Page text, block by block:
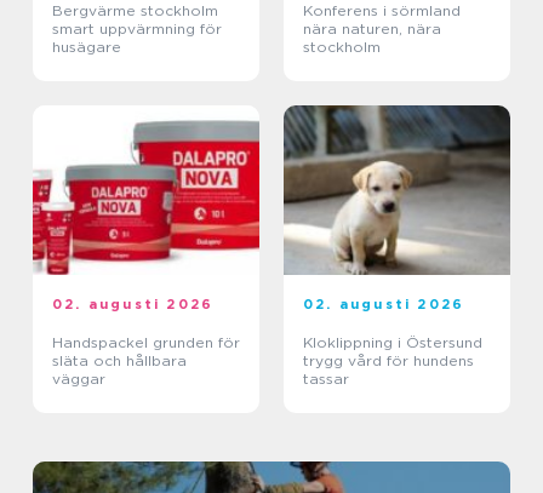
Bergvärme stockholm
smart uppvärmning för
husägare
Konferens i sörmland
nära naturen, nära
stockholm
02. augusti 2026
Handspackel grunden för
släta och hållbara
väggar
02. augusti 2026
Kloklippning i Östersund
trygg vård för hundens
tassar